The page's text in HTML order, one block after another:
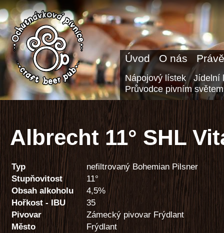
Úvod O nás
Nápojový lístek
Jídelní
Průvodce pivním světem
Albrecht 11° SHL
Typ
nefiltrovaný Bohemian Pilsner
Stupňovitost
11°
Obsah alkoholu
4,5%
Hořkost - IBU
35
Pivovar
Zámecký pivovar Frýdlant
Město
Frýdlant